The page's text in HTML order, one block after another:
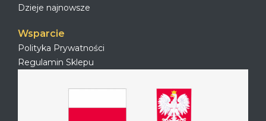
Dzieje najnowsze
Wsparcie
Polityka Prywatności
Regulamin Sklepu